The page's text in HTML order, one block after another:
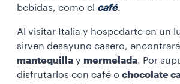
bebidas, como el café.
Al visitar Italia y hospedarte en un
sirven desayuno casero,
mantequilla y mermelada. Por
disfrutarlos con café o chocolate